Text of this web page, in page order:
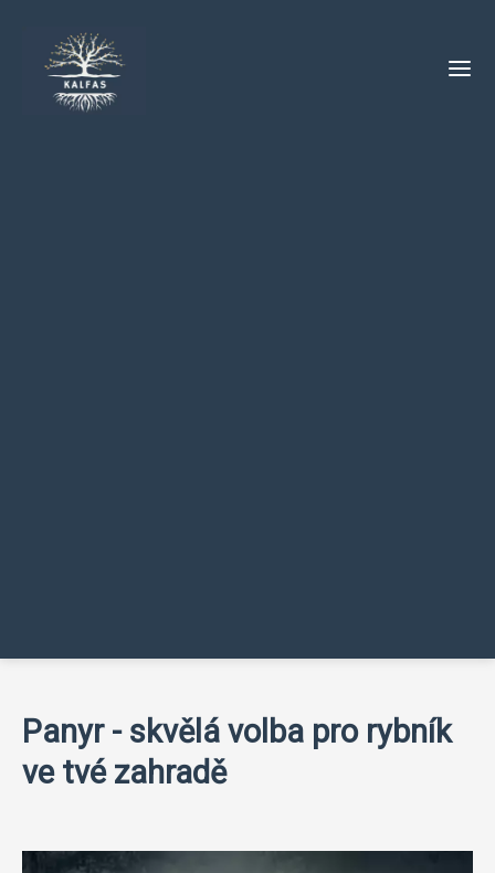
Panyr - skvělá volba pro rybník
ve tvé zahradě